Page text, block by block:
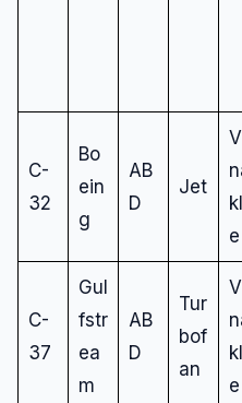
C-
32
Bo
ein
g
AB
D
Jet
e
C-
37
Gul
fstr
ea
m
AB
D
Tur
bof
an
e